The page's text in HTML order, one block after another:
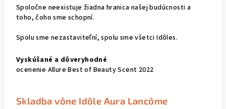
Spoločne neexistuje žiadna hranica našej budúcnosti a
toho, čoho sme schopní.
Spolu sme nezastaviteľní, spolu sme všetci Idôles.
Vyskúšané a dôveryhodné
ocenenie Allure Best of Beauty Scent 2022
Skladba vône Idôle Aura Lancôme